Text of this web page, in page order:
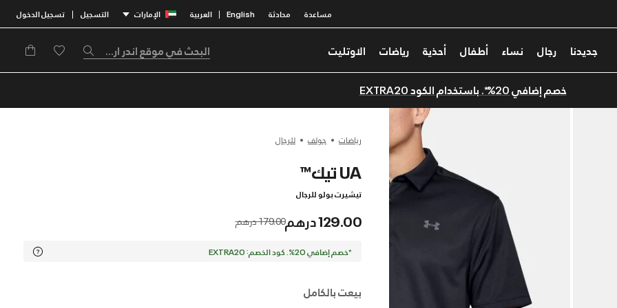
مساعدة محادثة English
| العربية الإمارات التسجيل | تسجيل الدخول
جديدنا رجال نساء أطفال أحذية رياضات الاوتليت
خصم إضافي 20%*. باستخدام الكود EXTRA20
رياضات جولف للرجال
UA تيك™
تيشيرت بولو للرجال
129.00 درهم Price reduced from
179.00 درهم to
*خصم إضافي 20%. كود الخصم: EXTRA20
بيعت بالكامل